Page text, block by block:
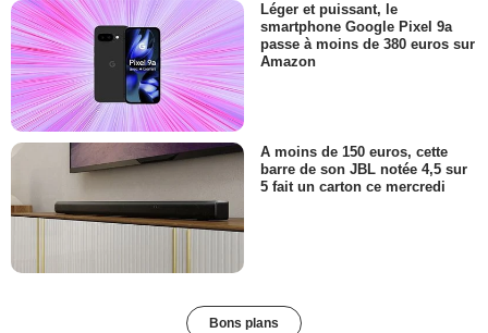
Léger et puissant, le
smartphone Google Pixel 9a
passe à moins de 380 euros sur
Amazon
A moins de 150 euros, cette
barre de son JBL notée 4,5 sur
5 fait un carton ce mercredi
Bons plans